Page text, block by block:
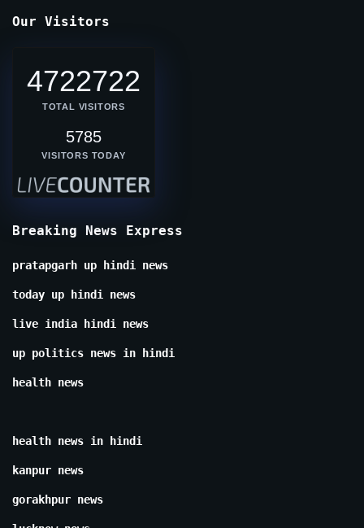
Our Visitors
4722722
TOTAL VISITORS
5785
VISITORS TODAY
Breaking News Express
pratapgarh up hindi news
today up hindi news
live india hindi news
up politics news in hindi
health news
health news in hindi
kanpur news
gorakhpur news